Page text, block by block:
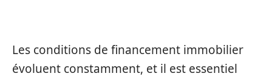
Les conditions de financement immobilier
évoluent constamment, et il est essentiel